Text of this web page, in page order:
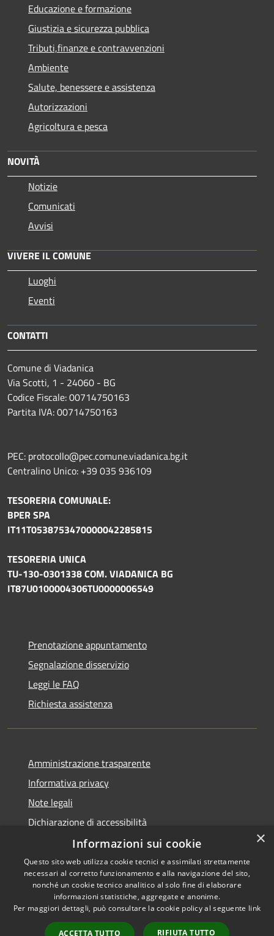
Educazione e formazione
Giustizia e sicurezza pubblica
Tributi,finanze e contravvenzioni
Ambiente
Salute, benessere e assistenza
Autorizzazioni
Agricoltura e pesca
NOVITÀ
Notizie
Comunicati
Avvisi
VIVERE IL COMUNE
Luoghi
Eventi
CONTATTI
Comune di Viadanica
Via Scotti, 1 - 24060 - BG
Codice Fiscale: 00714750163
Partita IVA: 00714750163
PEC: protocollo@pec.comune.viadanica.bg.it
Centralino Unico: +39 035 936109
TESORERIA COMUNALE:
BPER SPA
IT11T0538753470000042285815
TESORERIA UNICA
TU-130-0301338 COM. VIADANICA BG
IT87U0100004306TU0000006549
Prenotazione appuntamento
Segnalazione disservizio
Leggi le FAQ
Richiesta assistenza
Amministrazione trasparente
Informativa privacy
Note legali
Dichiarazione di accessibilità
Accessibilità
Privacy
Copyright © 2026 • Comune di
Viadanica • Powered by
Municipium•Accesso
redazione
×
Informazioni sui cookie
Questo sito web utilizza cookie tecnici e assimilati strettamente
necessari al corretto funzionamento e alla navigazione del sito,
nonché un cookie tecnico analitico al solo fine di elaborare
informazioni statistiche, aggregate e anonime.
Per maggiori dettagli, può consultare la cookie policy al seguente link
ACCETTA TUTTO RIFIUTA TUTTO